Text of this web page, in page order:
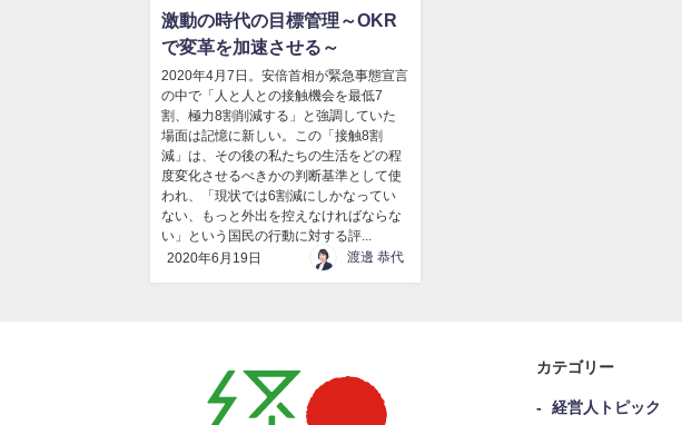
激動の時代の目標管理～OKR
で変革を加速させる～
2020年4月7日。安倍首相が緊急事態宣言
の中で「人と人との接触機会を最低7
割、極力8割削減する」と強調していた
場面は記憶に新しい。この「接触8割
減」は、その後の私たちの生活をどの程
度変化させるべきかの判断基準として使
われ、「現状では6割減にしかなってい
ない、もっと外出を控えなければならな
い」という国民の行動に対する評...
2020年6月19日
渡邊 恭代
カテゴリー
経営人トピック